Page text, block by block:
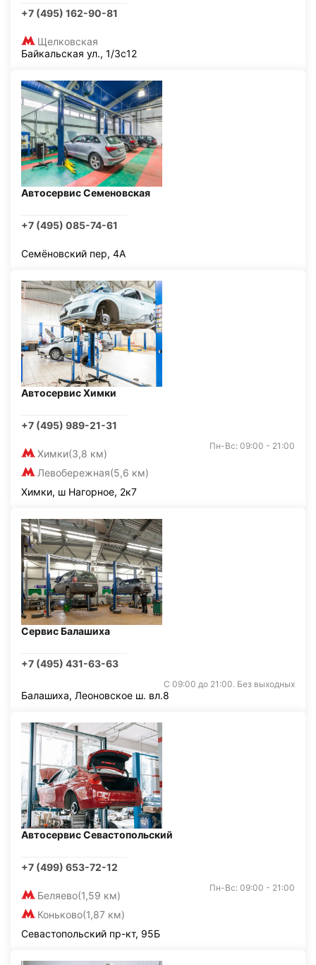
+7 (495) 162-90-81
Щелковская
Байкальская ул., 1/3с12
Автосервис Семеновская
+7 (495) 085-74-61
Семёновский пер, 4А
Автосервис Химки
+7 (495) 989-21-31
Химки(3,8 км)
Левобережная(5,6 км)
Пн-Вс: 09:00 - 21:00
Химки, ш Нагорное, 2к7
Сервис Балашиха
+7 (495) 431-63-63
С 09:00 до 21:00. Без выходных
Балашиха, Леоновское ш. вл.8
Автосервис Севастопольский
+7 (499) 653-72-12
Беляево(1,59 км)
Коньково(1,87 км)
Пн-Вс: 09:00 - 21:00
Севастопольский пр-кт, 95Б